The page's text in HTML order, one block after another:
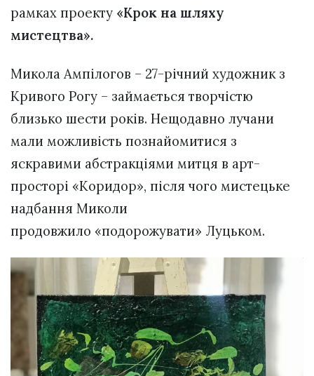
рамках проекту «Крок на шляху
мистецтва».
Микола Ампілогов – 27-річний художник з
Кривого Рогу – займається творчістю
близько шести років. Нещодавно лучани
мали можливість познайомитися з
яскравими абстракціями митця в арт-
просторі «Коридор», після чого мистецьке
надбання Миколи
продовжило «подорожувати» Луцьком.